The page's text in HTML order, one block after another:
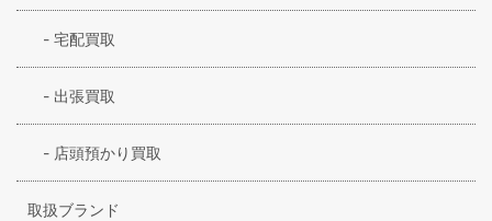
- 宅配買取
- 出張買取
- 店頭預かり買取
取扱ブランド